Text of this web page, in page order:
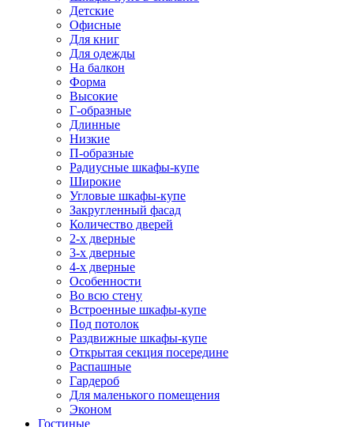
Детские
Офисные
Для книг
Для одежды
На балкон
Форма
Высокие
Г-образные
Длинные
Низкие
П-образные
Радиусные шкафы-купе
Широкие
Угловые шкафы-купе
Закругленный фасад
Количество дверей
2-х дверные
3-х дверные
4-х дверные
Особенности
Во всю стену
Встроенные шкафы-купе
Под потолок
Раздвижные шкафы-купе
Открытая секция посередине
Распашные
Гардероб
Для маленького помещения
Эконом
Гостиные